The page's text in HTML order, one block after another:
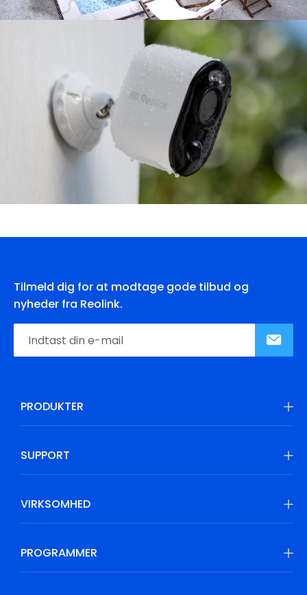
Tilmeld dig for at modtage gode tilbud og
nyheder fra Reolink.
PRODUKTER
SUPPORT
VIRKSOMHED
PROGRAMMER